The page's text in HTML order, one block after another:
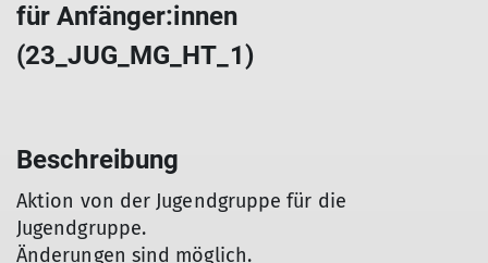
für Anfänger:innen
(23_JUG_MG_HT_1)
Beschreibung
Aktion von der Jugendgruppe für die
Jugendgruppe.
Änderungen sind möglich.